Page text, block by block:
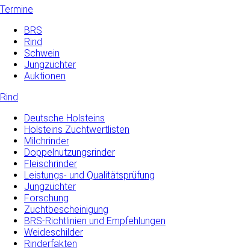
Termine
BRS
Rind
Schwein
Jungzüchter
Auktionen
Rind
Deutsche Holsteins
Holsteins Zuchtwertlisten
Milchrinder
Doppelnutzungsrinder
Fleischrinder
Leistungs- und Qualitätsprüfung
Jungzüchter
Forschung
Zuchtbescheinigung
BRS-Richtlinien und Empfehlungen
Weideschilder
Rinderfakten